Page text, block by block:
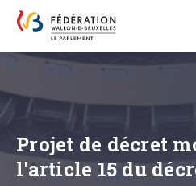
Projet de décret
l'article 15 du